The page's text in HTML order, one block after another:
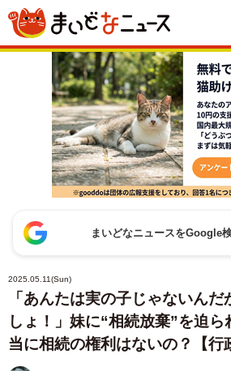
まいどなニュースをGoogle
2025.05.11(Sun)
「あんたは実の子じゃないん
しょ！」妹に“相続放棄”を迫
当に相続の権利はないの？【行